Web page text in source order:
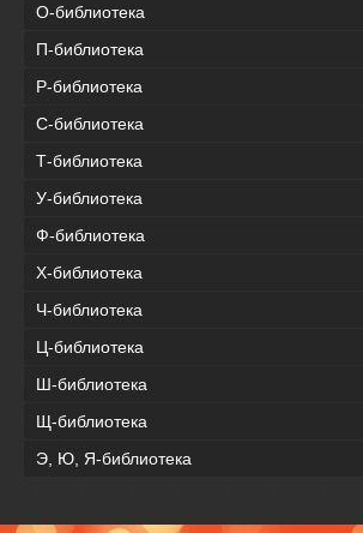
О-библиотека
П-библиотека
Р-библиотека
С-библиотека
Т-библиотека
У-библиотека
Ф-библиотека
Х-библиотека
Ч-библиотека
Ц-библиотека
Ш-библиотека
Щ-библиотека
Э, Ю, Я-библиотека